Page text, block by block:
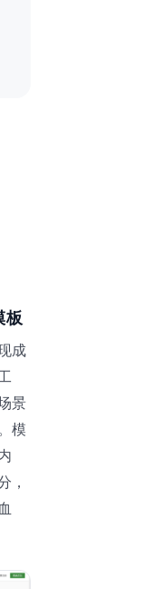
板
成
景
模
，